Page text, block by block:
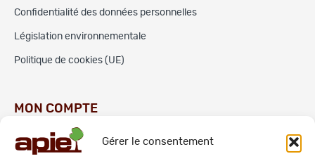
Gérer le consentement
Confidentialité des données personnelles
Législation environnementale
Politique de cookies (UE)
MON COMPTE
Commandes